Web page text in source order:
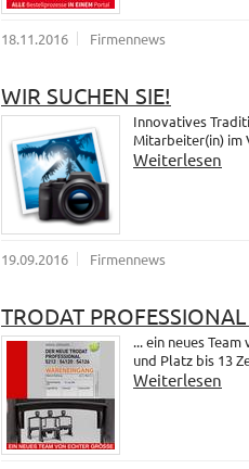
18.11.2016 Firmennews
WIR SUCHEN SIE!
Innovatives
Mitarbeiter(in) im
Weiterlesen
19.09.2016 Firmennews
TRODAT
... ein neues
und Platz bis 13
Weiterlesen